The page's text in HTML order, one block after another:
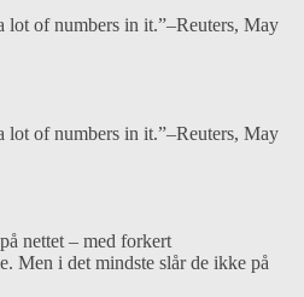
lot of numbers in it.”–Reuters, May
lot of numbers in it.”–Reuters, May
nettet – med forkert
Men i det mindste slår de ikke på